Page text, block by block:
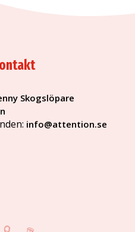
Skogslöpare
info@attention.se